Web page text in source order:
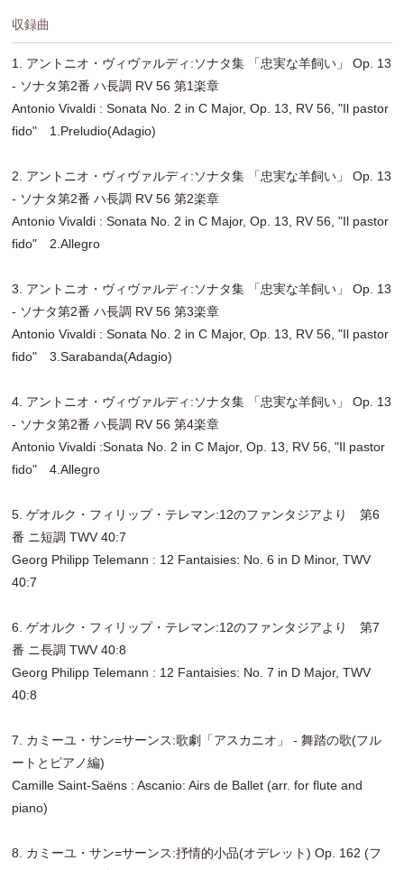
収録曲
1. アントニオ・ヴィヴァルディ:ソナタ集 「忠実な羊飼い」 Op. 13
- ソナタ第2番 ハ長調 RV 56 第1楽章
Antonio Vivaldi : Sonata No. 2 in C Major, Op. 13, RV 56, "Il pastor
fido" 1.Preludio(Adagio)
2. アントニオ・ヴィヴァルディ:ソナタ集 「忠実な羊飼い」 Op. 13
- ソナタ第2番 ハ長調 RV 56 第2楽章
Antonio Vivaldi : Sonata No. 2 in C Major, Op. 13, RV 56, "Il pastor
fido" 2.Allegro
3. アントニオ・ヴィヴァルディ:ソナタ集 「忠実な羊飼い」 Op. 13
- ソナタ第2番 ハ長調 RV 56 第3楽章
Antonio Vivaldi : Sonata No. 2 in C Major, Op. 13, RV 56, "Il pastor
fido" 3.Sarabanda(Adagio)
4. アントニオ・ヴィヴァルディ:ソナタ集 「忠実な羊飼い」 Op. 13
- ソナタ第2番 ハ長調 RV 56 第4楽章
Antonio Vivaldi :Sonata No. 2 in C Major, Op. 13, RV 56, "Il pastor
fido" 4.Allegro
5. ゲオルク・フィリップ・テレマン:12のファンタジアより 第6
番 ニ短調 TWV 40:7
Georg Philipp Telemann : 12 Fantaisies: No. 6 in D Minor, TWV
40:7
6. ゲオルク・フィリップ・テレマン:12のファンタジアより 第7
番 ニ長調 TWV 40:8
Georg Philipp Telemann : 12 Fantaisies: No. 7 in D Major, TWV
40:8
7. カミーユ・サン=サーンス:歌劇「アスカニオ」 - 舞踏の歌(フル
ートとピアノ編)
Camille Saint-Saëns : Ascanio: Airs de Ballet (arr. for flute and
piano)
8. カミーユ・サン=サーンス:抒情的小品(オデレット) Op. 162 (フ